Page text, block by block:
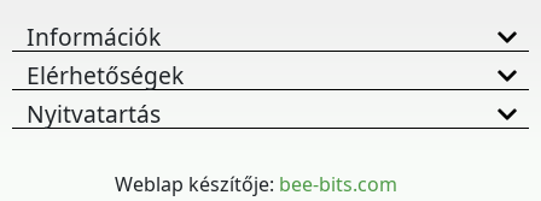
Információk
Elérhetőségek
Nyitvatartás
Weblap készítője: bee-bits.com